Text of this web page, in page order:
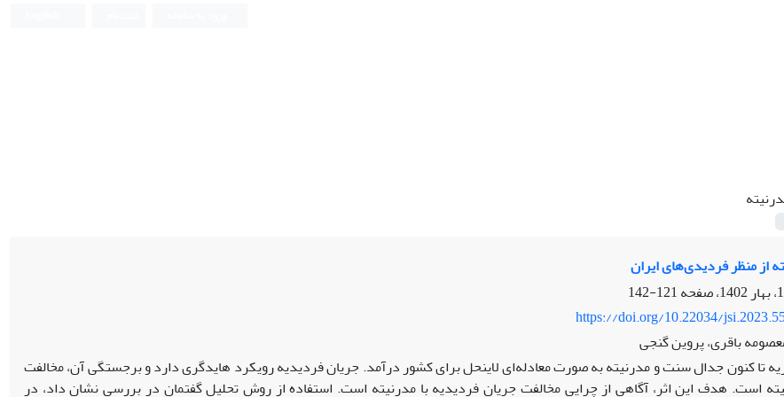
از منظر فردیدی‌های ایران
121-142
https://doi.org/10.22034/
باقری، پروین گنجی
تا کنون جدال سنت و مدرنیته به صورت معادله‌ای لاینحل برای کشور درآمد. جریان فردیدیه رویکرد هایدگری دارد و برجستگی آن، مخالفت
است. هدف این اثر، آگاهی از چرایی مخالفت جریان فردیدیه با مدرنیته است. استفاده از روش تحلیل گفتمان در بررسی نشان داد، در